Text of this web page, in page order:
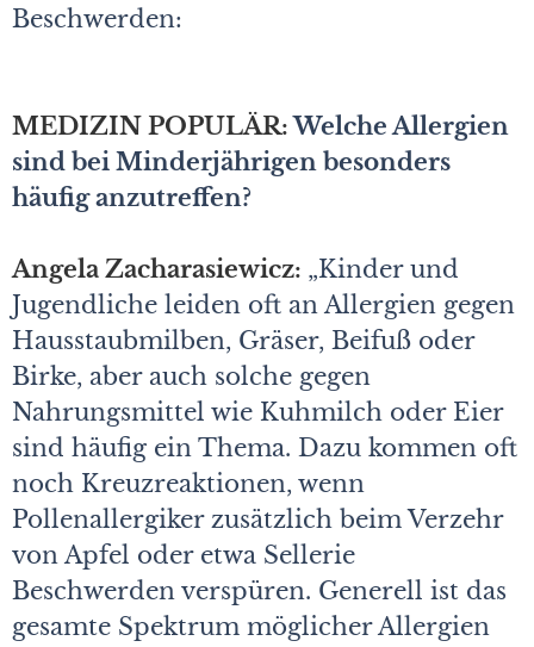
Beschwerden:
MEDIZIN POPULÄR:Welche Allergien
sind bei Minderjährigen besonders
häufig anzutreffen?
Angela Zacharasiewicz: „Kinder und
Jugendliche leiden oft an Allergien gegen
Hausstaubmilben, Gräser, Beifuß oder
Birke, aber auch solche gegen
Nahrungsmittel wie Kuhmilch oder Eier
sind häufig ein Thema. Dazu kommen oft
noch Kreuzreaktionen, wenn
Pollenallergiker zusätzlich beim Verzehr
von Apfel oder etwa Sellerie
Beschwerden verspüren. Generell ist das
gesamte Spektrum möglicher Allergien